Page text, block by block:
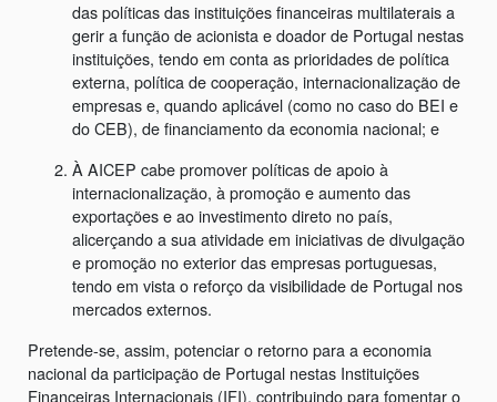
das políticas das instituições financeiras multilaterais a
gerir a função de acionista e doador de Portugal nestas
instituições, tendo em conta as prioridades de política
externa, política de cooperação, internacionalização de
empresas e, quando aplicável (como no caso do BEI e
do CEB), de financiamento da economia nacional; e
À AICEP cabe promover políticas de apoio à
internacionalização, à promoção e aumento das
exportações e ao investimento direto no país,
alicerçando a sua atividade em iniciativas de divulgação
e promoção no exterior das empresas portuguesas,
tendo em vista o reforço da visibilidade de Portugal nos
mercados externos.
Pretende-se, assim, potenciar o retorno para a economia
nacional da participação de Portugal nestas Instituições
Financeiras Internacionais (IFI), contribuindo para fomentar o